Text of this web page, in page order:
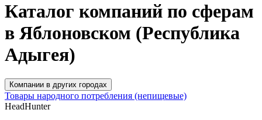
Каталог компаний по сферам
в Яблоновском (Республика
Адыгея)
Компании в других городах
Товары народного потребления (непищевые)
HeadHunter